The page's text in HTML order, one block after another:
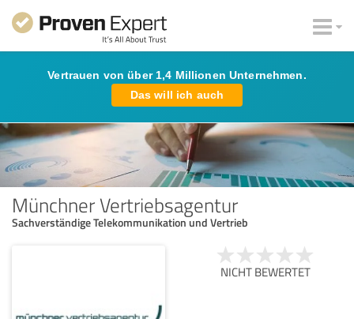
Vertrauen von über 1,4 Millionen Unternehmen.
Das will ich auch
Münchner Vertriebsagentur
Sachverständige Telekommunikation und Vertrieb
NICHT BEWERTET